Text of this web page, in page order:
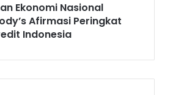
Ekonomi Nasional
Afirmasi Peringkat
Indonesia